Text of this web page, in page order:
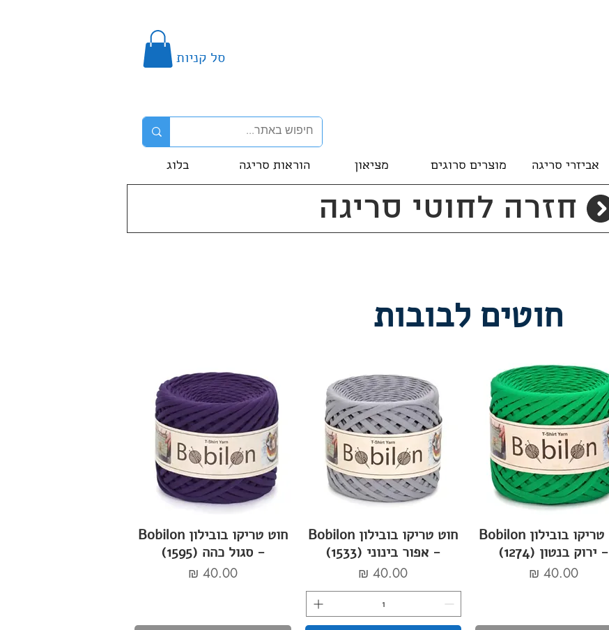
סל קניות
אביזרי סריגה מוצרים סרוגים מציאון הוראות סריגה בלוג
חזרה לחוטי סריגה
חוטים לבובות
חוט טריקו בובילון Bobilon
- ירוק בנטון (1274)
מחיר‏40.00 ‏₪
חוט טריקו בובילון Bobilon
- אפור בינוני (1533)
מחיר
חוט טריקו בובילון Bobilon
- סגול כהה (1595)
מחיר‏40.00 ‏₪